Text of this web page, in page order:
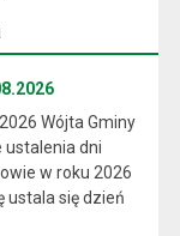
Wójta Gminy
ustalenia dni
w roku 2026
ustala się dzień